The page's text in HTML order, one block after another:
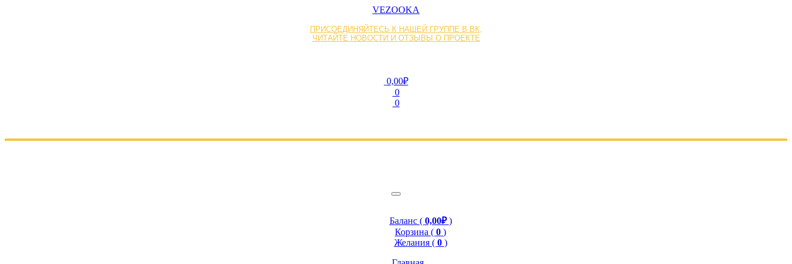
VEZOOKA
ПРИСОЕДИНЯЙТЕСЬ К НАШЕЙ ГРУППЕ В ВК,
ЧИТАЙТЕ НОВОСТИ И ОТЗЫВЫ О ПРОЕКТЕ
0,00₽
0
0
Баланс ( 0,00₽)
Корзина ( 0 )
Желания ( 0 )